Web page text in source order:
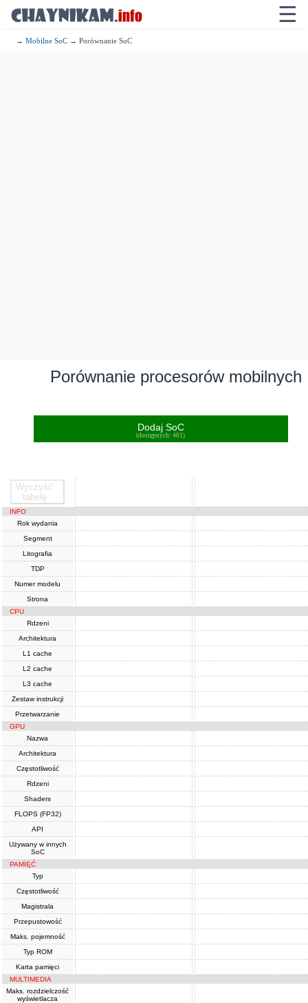
☰
→Mobilne SoC → Porównanie SoC
Porównanie procesorów mobilnych
Dodaj SoC
(dostępnych: 401)
Wyczyść
tabelę
INFO
Rok wydania
Segment
Litografia
TDP
Numer modelu
Strona
CPU
Rdzeni
Architektura
L1 cache
L2 cache
L3 cache
Zestaw instrukcji
Przetwarzanie
GPU
Nazwa
Architektura
Częstotliwość
Rdzeni
Shaders
FLOPS (FP32)
API
Używany w innych
SoC
PAMIĘĆ
Typ
Częstotliwość
Magistrala
Przepustowość
Maks. pojemność
Typ ROM
Karta pamięci
MULTIMEDIA
Maks. rozdzielczość
wyświetlacza